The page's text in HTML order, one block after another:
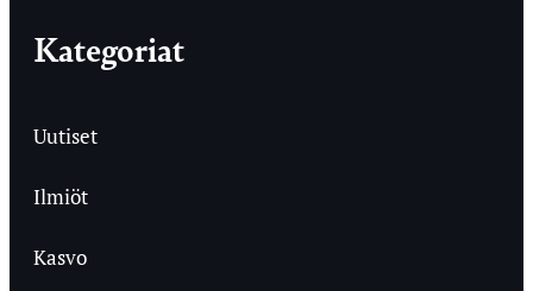
Kategoriat
Uutiset
Ilmiöt
Kasvo